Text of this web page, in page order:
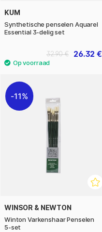
KUM
Synthetische penselen Aquarel
Essential 3-delig set
26.32 €
32.90 €
11%
WINSOR & NEWTON
Winton Varkenshaar Penselen
5-set